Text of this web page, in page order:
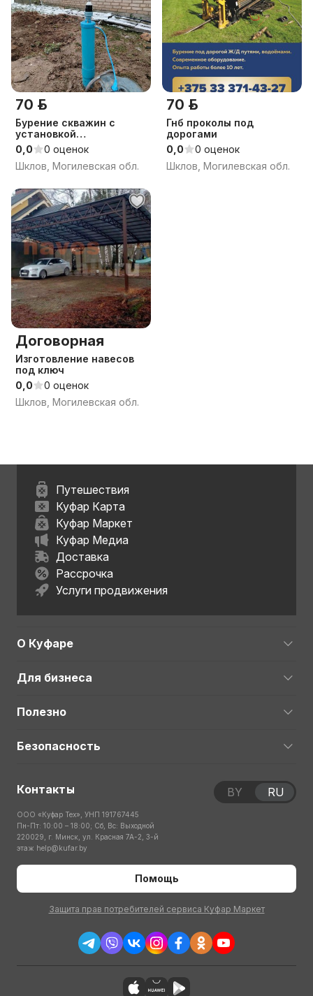
70 р.
Бурение скважин с
установкой
оборудования
0,0
0 оценок
Шклов, Могилевская обл.
70 р.
Гнб проколы под
дорогами
0,0
0 оценок
Шклов, Могилевская обл.
Договорная
Изготовление навесов
под ключ
0,0
0 оценок
Шклов, Могилевская обл.
Путешествия
Куфар Карта
Куфар Маркет
Куфар Медиа
Доставка
Рассрочка
Услуги продвижения
О Куфаре
Для бизнеса
Полезно
Безопасность
Контакты
ООО «Куфар Тех», УНП 191767445
Пн-Пт: 10:00 – 18:00; Сб, Вс: Выходной
220029, г. Минск, ул. Красная 7А-2, 3-й
этаж help@kufar.by
Помощь
Защита прав потребителей сервиса Куфар Маркет
BY RU